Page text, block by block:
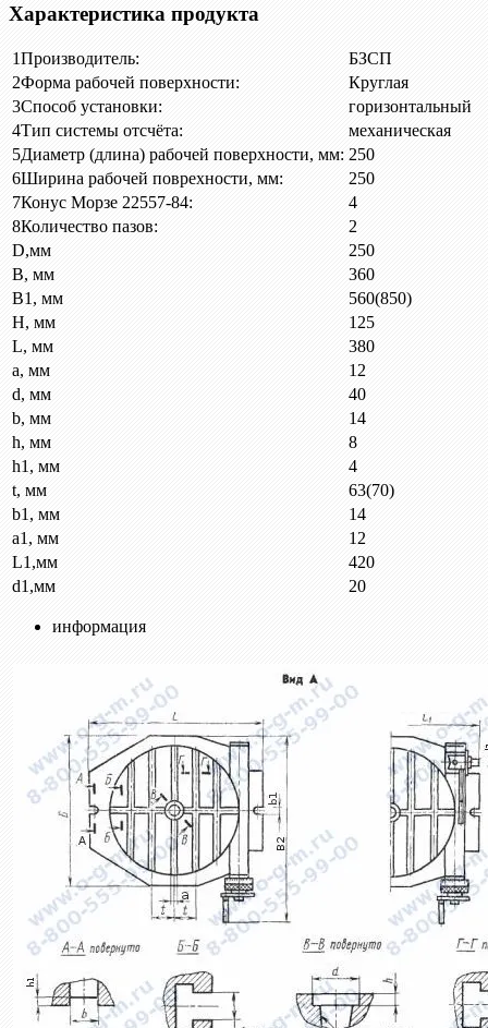
Характеристика продукта
1Производитель:
БЗСП
2Форма рабочей поверхности:
Круглая
3Способ установки:
горизонтальный
4Тип системы отсчёта:
механическая
5Диаметр (длина) рабочей поверхности, мм: 250
6Ширина рабочей поврехности, мм:
250
7Конус Морзе 22557-84:
4
8Количество пазов:
2
D,мм
250
B, мм
360
B1, мм
560(850)
H, мм
125
L, мм
380
а, мм
12
d, мм
40
b, мм
14
h, мм
8
h1, мм
4
t, мм
63(70)
b1, мм
14
a1, мм
12
L1,мм
420
d1,мм
20
информация